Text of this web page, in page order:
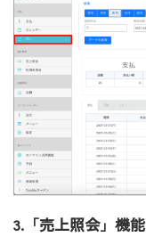
3.「売上照会」機能